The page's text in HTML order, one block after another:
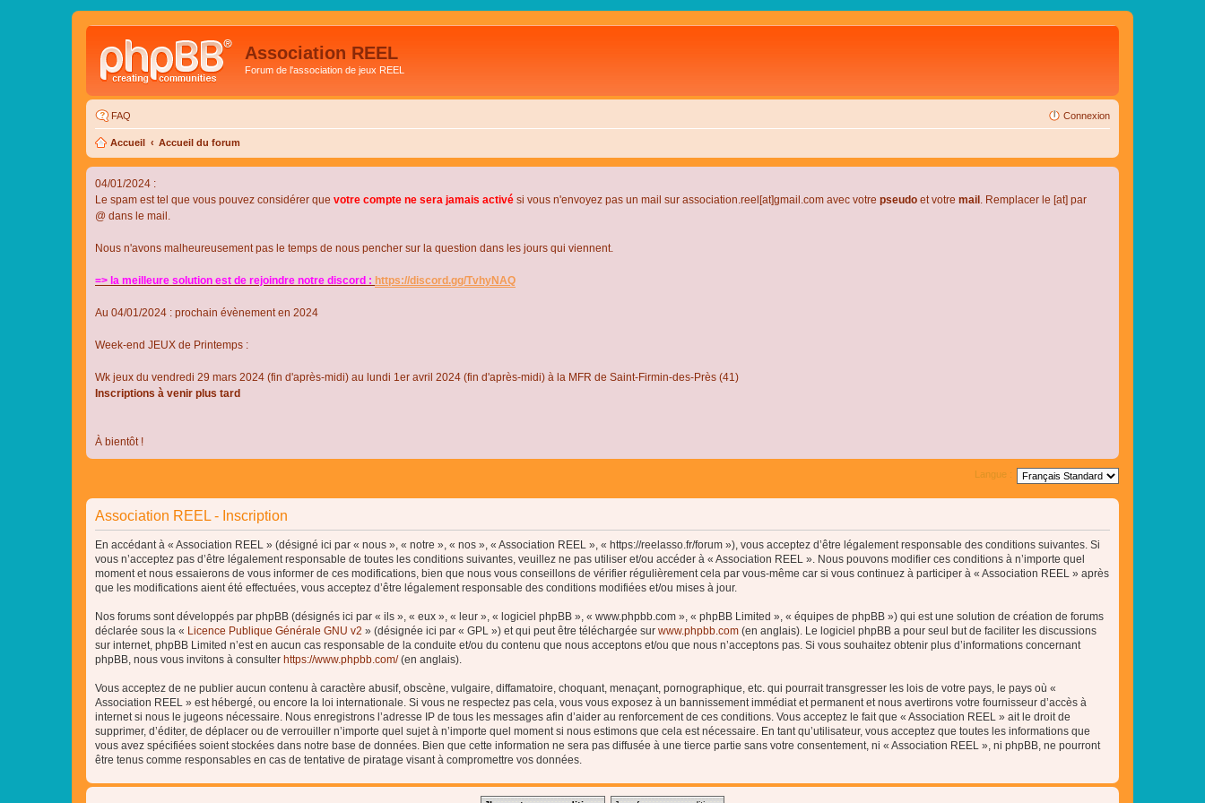
Association REEL
Forum de l'association de jeux REEL
FAQ Connexion
Accueil Accueil du forum
04/01/2024 :
Le spam est tel que vous pouvez considérer que votre compte ne sera jamais activé si vous n'envoyez pas un mail sur association.reel[at]gmail.com avec votre pseudo et votre mail . Remplacer le [at] par
@ dans le mail.
Nous n'avons malheureusement pas le temps de nous pencher sur la question dans les jours qui viennent.
=> la meilleure solution est de rejoindre notre discord : https://discord.gg/TvhyNAQ
Au 04/01/2024 : prochain évènement en 2024
Week-end JEUX de Printemps :
Wk jeux du vendredi 29 mars 2024 (fin d'après-midi) au lundi 1er avril 2024 (fin d'après-midi) à la MFR de Saint-Firmin-des-Près (41)
Inscriptions à venir plus tard
À bientôt !
Langue :
Association REEL - Inscription
En accédant à « Association REEL » (désigné ici par « nous », « notre », « nos », « Association REEL », « https://reelasso.fr/forum »), vous acceptez d’être légalement responsable des conditions suivantes. Si
vous n’acceptez pas d’être légalement responsable de toutes les conditions suivantes, veuillez ne pas utiliser et/ou accéder à « Association REEL ». Nous pouvons modifier ces conditions à n’importe quel
moment et nous essaierons de vous informer de ces modifications, bien que nous vous conseillons de vérifier régulièrement cela par vous-même car si vous continuez à participer à « Association REEL » après
que les modifications aient été effectuées, vous acceptez d’être légalement responsable des conditions modifiées et/ou mises à jour.
Nos forums sont développés par phpBB (désignés ici par « ils », « eux », « leur », « logiciel phpBB », « www.phpbb.com », « phpBB Limited », « équipes de phpBB ») qui est une solution de création de forums
déclarée sous la « Licence Publique Générale GNU v2 » (désignée ici par « GPL ») et qui peut être téléchargée sur www.phpbb.com (en anglais). Le logiciel phpBB a pour seul but de faciliter les discussions
sur internet, phpBB Limited n’est en aucun cas responsable de la conduite et/ou du contenu que nous acceptons et/ou que nous n’acceptons pas. Si vous souhaitez obtenir plus d’informations concernant
phpBB, nous vous invitons à consulter https://www.phpbb.com/(en anglais).
Vous acceptez de ne publier aucun contenu à caractère abusif, obscène, vulgaire, diffamatoire, choquant, menaçant, pornographique, etc. qui pourrait transgresser les lois de votre pays, le pays où «
Association REEL » est hébergé, ou encore la loi internationale. Si vous ne respectez pas cela, vous vous exposez à un bannissement immédiat et permanent et nous avertirons votre fournisseur d’accès à
internet si nous le jugeons nécessaire. Nous enregistrons l’adresse IP de tous les messages afin d’aider au renforcement de ces conditions. Vous acceptez le fait que « Association REEL » ait le droit de
supprimer, d’éditer, de déplacer ou de verrouiller n’importe quel sujet à n’importe quel moment si nous estimons que cela est nécessaire. En tant qu’utilisateur, vous acceptez que toutes les informations que
vous avez spécifiées soient stockées dans notre base de données. Bien que cette information ne sera pas diffusée à une tierce partie sans votre consentement, ni « Association REEL », ni phpBB, ne pourront
être tenus comme responsables en cas de tentative de piratage visant à compromettre vos données.